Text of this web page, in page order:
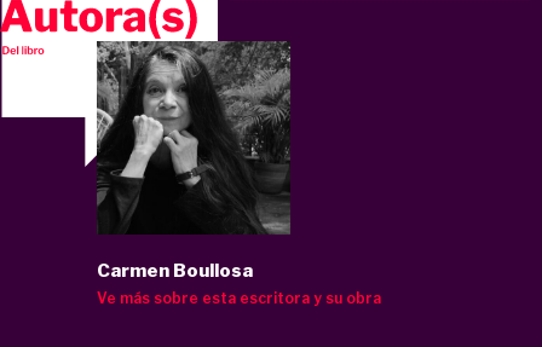
Carmen Boullosa
Ve más sobre esta escritora y su obra